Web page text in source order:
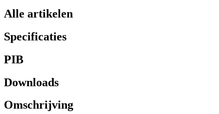
Alle artikelen
Specificaties
PIB
Downloads
Omschrijving